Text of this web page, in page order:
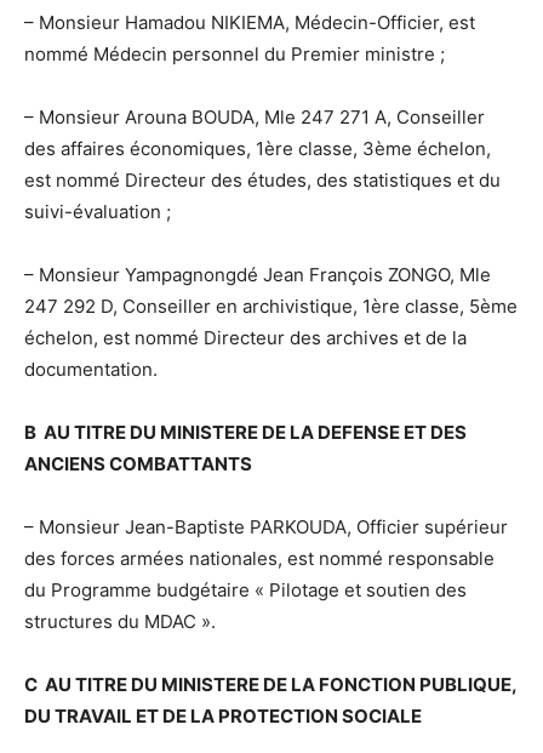
– Monsieur Hamadou NIKIEMA, Médecin-Officier, est
nommé Médecin personnel du Premier ministre ;
– Monsieur Arouna BOUDA, Mle 247 271 A, Conseiller
des affaires économiques, 1ère classe, 3ème échelon,
est nommé Directeur des études, des statistiques et du
suivi-évaluation ;
– Monsieur Yampagnongdé Jean François ZONGO, Mle
247 292 D, Conseiller en archivistique, 1ère classe, 5ème
échelon, est nommé Directeur des archives et de la
documentation.
B AU TITRE DU MINISTERE DE LA DEFENSE ET DES
ANCIENS COMBATTANTS
– Monsieur Jean-Baptiste PARKOUDA, Officier supérieur
des forces armées nationales, est nommé responsable
du Programme budgétaire « Pilotage et soutien des
structures du MDAC ».
C AU TITRE DU MINISTERE DE LA FONCTION PUBLIQUE,
DU TRAVAIL ET DE LA PROTECTION SOCIALE